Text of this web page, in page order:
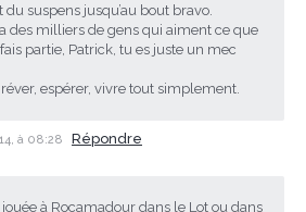
du suspens jusqu’au bout bravo.
des milliers de gens qui aiment ce que
partie, Patrick, tu es juste un mec
espérer, vivre tout simplement.
à 08:28 Répondre
à Rocamadour dans le Lot ou dans